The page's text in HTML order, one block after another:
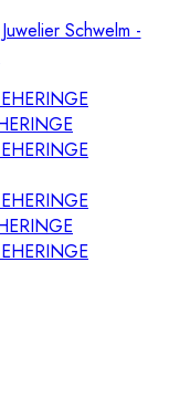
Juwelier Schwelm -